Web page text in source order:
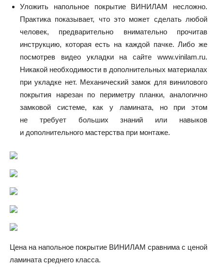
Уложить напольное покрытие ВИНИЛАМ несложно.
Практика показывает, что это может сделать любой
человек, предварительно внимательно прочитав
инструкцию, которая есть на каждой пачке. Либо же
посмотрев видео укладки на сайте www.vinilam.ru.
Никакой необходимости в дополнительных материалах
при укладке нет. Механический замок для винилового
покрытия нарезан по периметру планки, аналогично
замковой системе, как у ламината, но при этом
не требует больших знаний или навыков
и дополнительного мастерства при монтаже.
Цена на напольное покрытие ВИНИЛАМ сравнима с ценой
ламината среднего класса.